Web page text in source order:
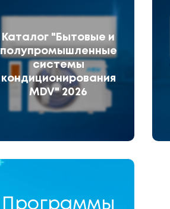
Каталог "Бытовые и
полупромышленные
системы
кондиционирования
MDV" 2026
Программы